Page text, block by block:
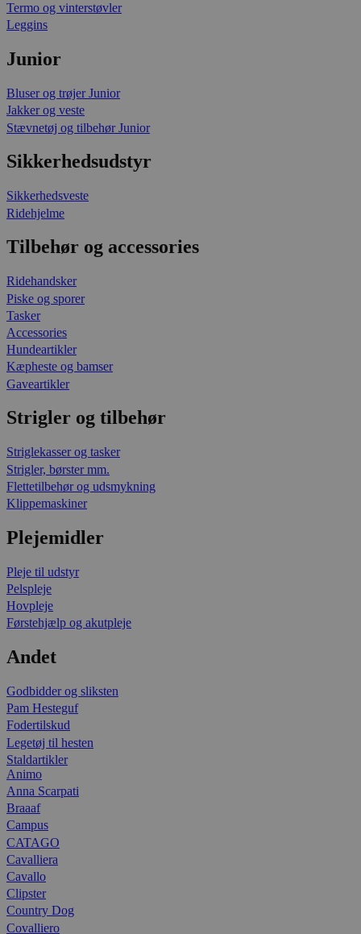
Termo og vinterstøvler
Leggins
Junior
Bluser og trøjer Junior
Jakker og veste
Stævnetøj og tilbehør Junior
Sikkerhedsudstyr
Sikkerhedsveste
Ridehjelme
Tilbehør og accessories
Ridehandsker
Piske og sporer
Tasker
Accessories
Hundeartikler
Kæpheste og bamser
Gaveartikler
Strigler og tilbehør
Striglekasser og tasker
Strigler, børster mm.
Flettetilbehør og udsmykning
Klippemaskiner
Plejemidler
Pleje til udstyr
Pelspleje
Hovpleje
Førstehjælp og akutpleje
Andet
Godbidder og sliksten
Pam Hesteguf
Fodertilskud
Legetøj til hesten
Staldartikler
Animo
Anna Scarpati
Braaaf
Campus
CATAGO
Cavalliera
Cavallo
Clipster
Country Dog
Covalliero